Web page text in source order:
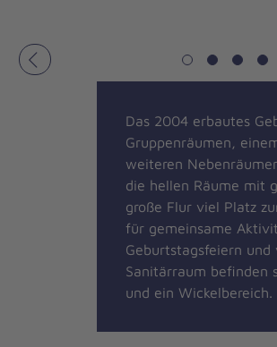
Vorheriges
Das 2004 erbautes
Gruppenräumen,
weiteren
die hellen Räume mit
große Flur viel Platz
für gemeinsame
Geburtstagsfeiern und
Sanitärraum befinden
und ein Wickelbereich.